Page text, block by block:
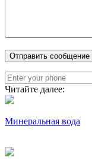
Читайте далее:
Минеральная вода